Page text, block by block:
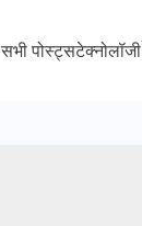
सभी पोस्ट्सटेक्नोलॉजी